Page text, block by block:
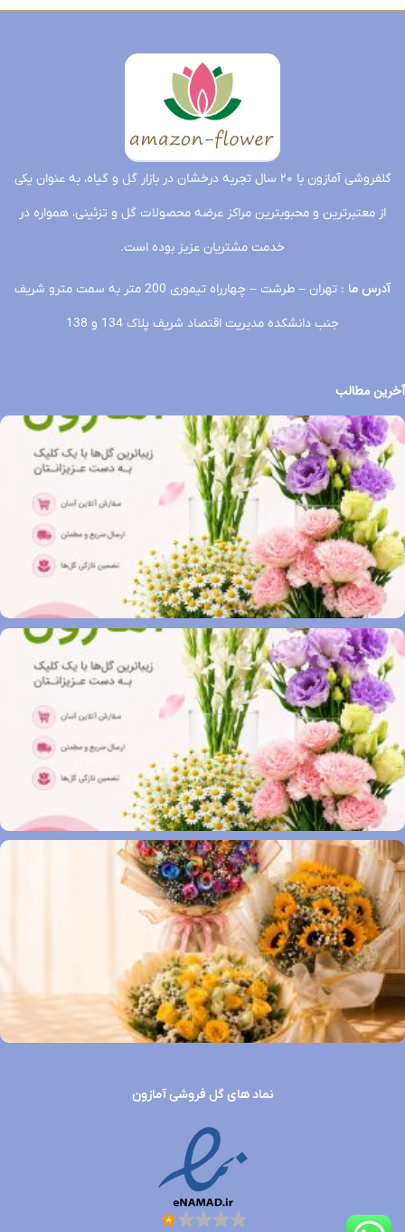
گلفروشی آمازون با ۲۰ سال تجربه درخشان در بازار گل و گیاه، به عنوان یکی
از معتبرترین و محبوبترین مراکز عرضه محصولات گل و تزئینی، همواره در
خدمت مشتریان عزیز بوده است.
آدرس ما
: تهران – طرشت – چهارراه تیموری 200 متر به سمت مترو شریف
جنب دانشکده مدیریت اقتصاد شریف پلاک 134 و 138
آخرین مطالب
نماد های گل فروشی آمازون